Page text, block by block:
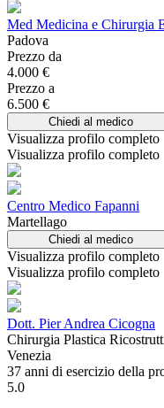
Med Medicina e Chirurgia
Padova
Prezzo da
4.000 €
Prezzo a
6.500 €
Chiedi al medico
Visualizza profilo completo
Visualizza profilo completo
Centro Medico Fapanni
Martellago
Chiedi al medico
Visualizza profilo completo
Visualizza profilo completo
Dott. Pier Andrea Cicogna
Chirurgia Plastica
Venezia
37 anni di esercizio della
5.0